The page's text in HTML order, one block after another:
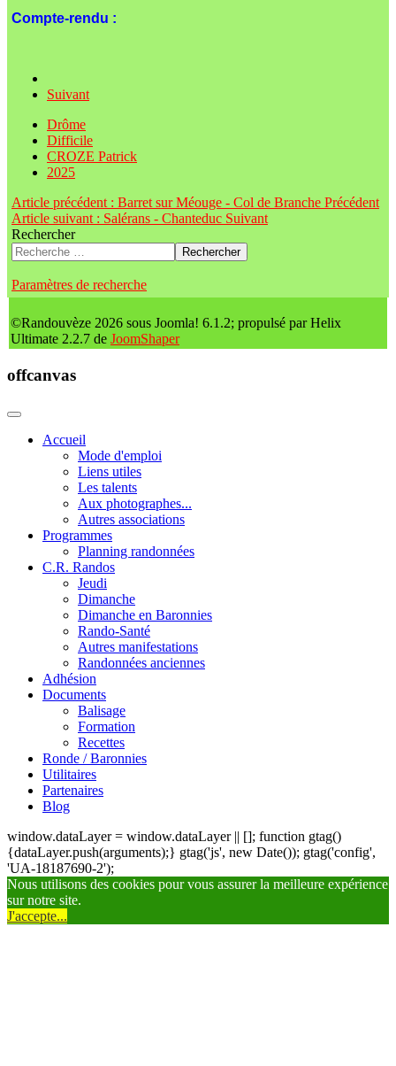
Compte-rendu :
Suivant
Drôme
Difficile
CROZE Patrick
2025
Article précédent : Barret sur Méouge - Col de Branche Précédent
Article suivant : Salérans - Chanteduc Suivant
Rechercher
Rechercher
Paramètres de recherche
©Randouvèze 2026 sous Joomla! 6.1.2; propulsé par Helix
Ultimate 2.2.7 de JoomShaper
offcanvas
Accueil
Mode d'emploi
Liens utiles
Les talents
Aux photographes...
Autres associations
Programmes
Planning randonnées
C.R. Randos
Jeudi
Dimanche
Dimanche en Baronnies
Rando-Santé
Autres manifestations
Randonnées anciennes
Adhésion
Documents
Balisage
Formation
Recettes
Ronde / Baronnies
Utilitaires
Partenaires
Blog
window.dataLayer = window.dataLayer || []; function gtag()
{dataLayer.push(arguments);} gtag('js', new Date()); gtag('config',
'UA-18187690-2');
Nous utilisons des cookies pour vous assurer la meilleure expérience
sur notre site.
J'accepte...